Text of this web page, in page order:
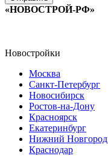
«НОВОСТРОЙ-РФ»
Новостройки
Москва
Санкт-Петербург
Новосибирск
Ростов-на-Дону
Красноярск
Екатеринбург
Нижний Новгород
Краснодар